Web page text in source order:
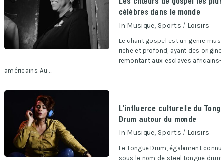
célèbres dans le monde
In Musique, Sports / Loisirs
Le chant gospel est un genre
riche et profond, ayant des
remontant aux esclaves
américains. Au …
L’influence culturelle du
Drum autour du monde
In Musique, Sports / Loisirs
Le Tongue Drum, également
sous le nom de steel tongue